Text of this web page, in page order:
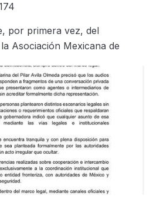
por primera vez, del
Asociación Mexicana de